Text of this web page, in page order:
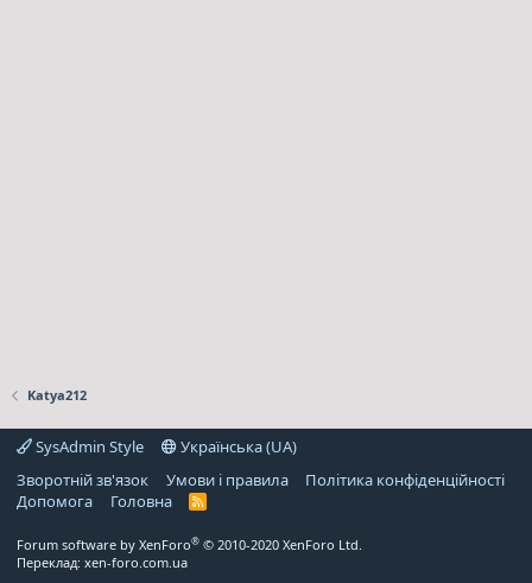
Katya212
SysAdmin Style
Українська (UA)
Зворотній зв'язок
Умови і правила
Політика конфіденційності
Дoпoмoга
Головна
R
Forum software by XenForo® © 2010-2020 XenForo Ltd.
Переклад: xen-foro.com.ua